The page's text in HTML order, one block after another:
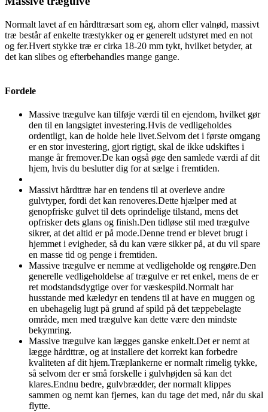
Normalt lavet af en hårdttræsart som eg, ahorn eller valnød, massivt
træ består af enkelte træstykker og er generelt udstyret med en not
og fer.Hvert stykke træ er cirka 18-20 mm tykt, hvilket betyder, at
det kan slibes og efterbehandles mange gange.
Fordele
Massive trægulve kan tilføje værdi til en ejendom, hvilket gør
den til en langsigtet investering.Hvis de vedligeholdes
ordentligt, kan de holde hele livet.Selvom det i første omgang
er en stor investering, gjort rigtigt, skal de ikke udskiftes i
mange år fremover.De kan også øge den samlede værdi af dit
hjem, hvis du beslutter dig for at sælge i fremtiden.
Massivt hårdttræ har en tendens til at overleve andre
gulvtyper, fordi det kan renoveres.Dette hjælper med at
genopfriske gulvet til dets oprindelige tilstand, mens det
opfrisker dets glans og finish.Den tidløse stil med trægulve
sikrer, at det altid er på mode.Denne trend er blevet brugt i
hjemmet i evigheder, så du kan være sikker på, at du vil spare
en masse tid og penge i fremtiden.
Massive trægulve er nemme at vedligeholde og rengøre.Den
generelle vedligeholdelse af trægulve er ret enkel, mens de er
ret modstandsdygtige over for væskespild.Normalt har
husstande med kæledyr en tendens til at have en muggen og
en ubehagelig lugt på grund af spild på det tæppebelagte
område, men med trægulve kan dette være den mindste
bekymring.
Massive trægulve kan lægges ganske enkelt.Det er nemt at
lægge hårdttræ, og at installere det korrekt kan forbedre
kvaliteten af ​​dit hjem.Træplankerne er normalt rimelig tykke,
så selvom der er små forskelle i gulvhøjden så kan det
klares.Endnu bedre, gulvbrædder, der normalt klippes
sammen og nemt kan fjernes, kan du tage det med, når du skal
flytte.